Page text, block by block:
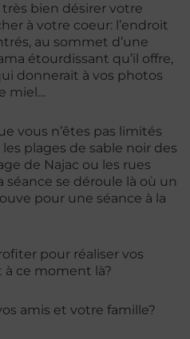
bien désirer votre
à votre coeur: l’endroit
au sommet d’une
étourdissant qu’il offre,
donnerait à vos photos
miel…
vous n’êtes pas limités
plages de sable noir des
de Najac ou les rues
séance se déroule là où un
pour une séance à la
pour réaliser vos
ce moment là?
amis et votre famille?